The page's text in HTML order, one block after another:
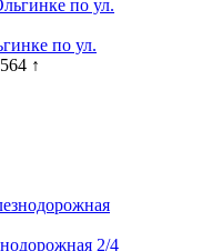
по ул.
↑
2/4